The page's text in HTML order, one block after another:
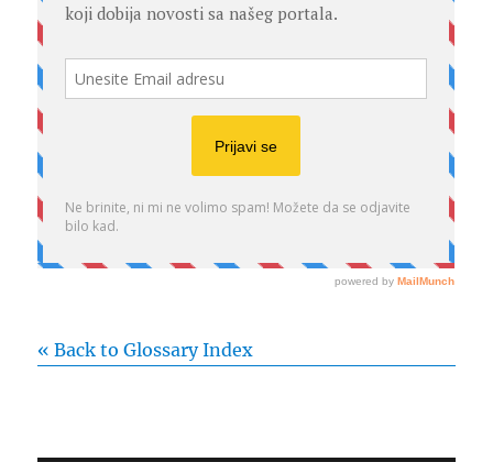
« Back to Glossary Index